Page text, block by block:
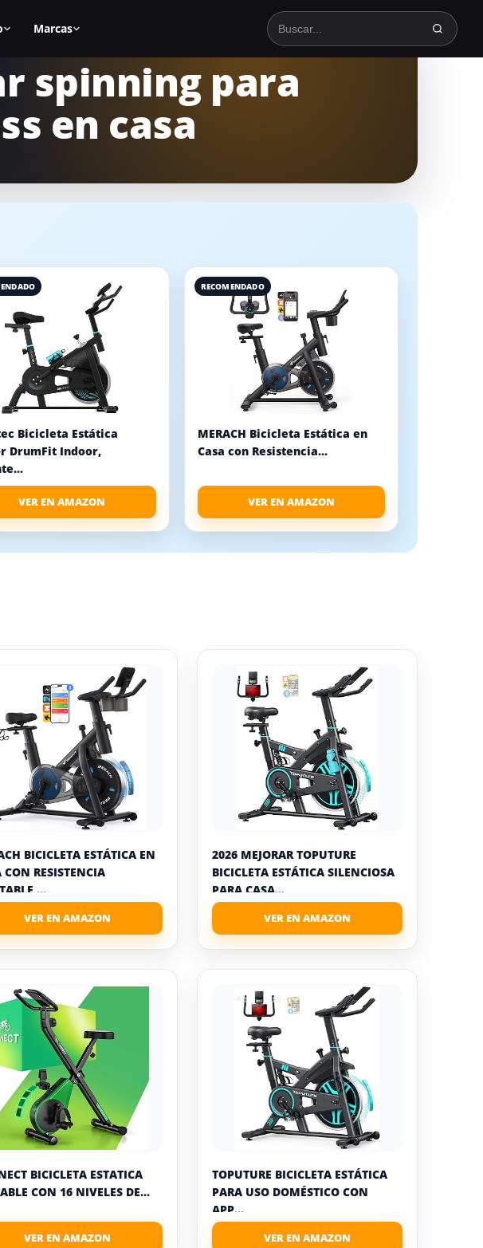
Buscar en TodoSpinning
Marcas
spinning para
en casa
Bicicleta Estática
DrumFit Indoor,
VER EN AMAZON
RECOMENDADO
MERACH Bicicleta Estática en
Casa con Resistencia...
VER EN AMAZON
BICICLETA ESTÁTICA EN
CON RESISTENCIA
2026 MEJORAR TOPUTURE
BICICLETA ESTÁTICA SILENCIOSA
PARA CASA...
BICICLETA ESTATICA
CON 16 NIVELES DE...
TOPUTURE BICICLETA ESTÁTICA
PARA USO DOMÉSTICO CON
APP...